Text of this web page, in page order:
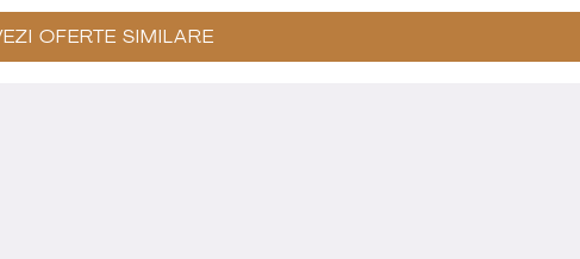
OFERTE SIMILARE